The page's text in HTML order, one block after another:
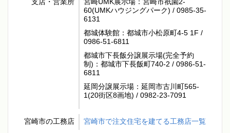
支店・営業所
宮崎UMK展示場：宮崎市祇園2-
60(UMKハウジングパーク) / 0985-35-
6131
都城体験館：都城市小松原町4-5 1F /
0986-51-6811
都城市下長飯分譲展示場(完全予約
制)：都城市下長飯町740-2 / 0986-51-
6811
延岡分譲展示場：延岡市古川町565-
1(20街区8画地) / 0982-23-7091
宮崎市の工務店 宮崎市で注文住宅を建てる工務店一覧